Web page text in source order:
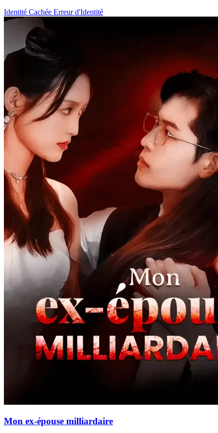
Identité Cachée Erreur d'Identité
Mon ex-épouse milliardaire